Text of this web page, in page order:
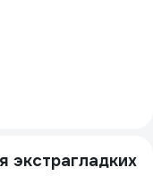
экстрагладких